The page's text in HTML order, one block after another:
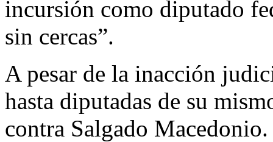
incursión como diputado
sin cercas”.
A pesar de la inacción
hasta diputadas de su
contra Salgado Macedonio.